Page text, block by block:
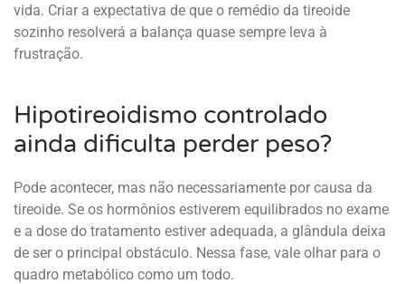
vida. Criar a expectativa de que o remédio da tireoide
sozinho resolverá a balança quase sempre leva à
frustração.
Hipotireoidismo controlado
ainda dificulta perder peso?
Pode acontecer, mas não necessariamente por causa da
tireoide. Se os hormônios estiverem equilibrados no exame
e a dose do tratamento estiver adequada, a glândula deixa
de ser o principal obstáculo. Nessa fase, vale olhar para o
quadro metabólico como um todo.